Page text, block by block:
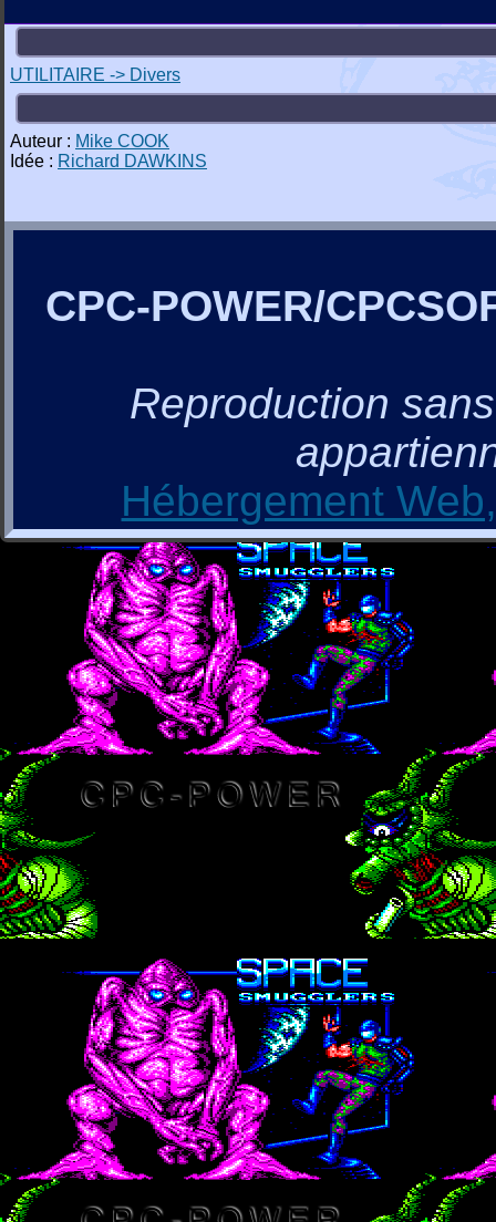
UTILITAIRE -> Divers
Auteur : Mike COOK
Idée : Richard DAWKINS
CPC-POWER/
Reproduction
Hébergement